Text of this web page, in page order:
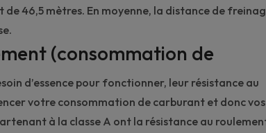
46,5 mètres. En moyenne, la distance de
(consommation de
d’essence pour fonctionner, leur résistance au
votre consommation de carburant et donc vos
à la classe A ont la résistance au